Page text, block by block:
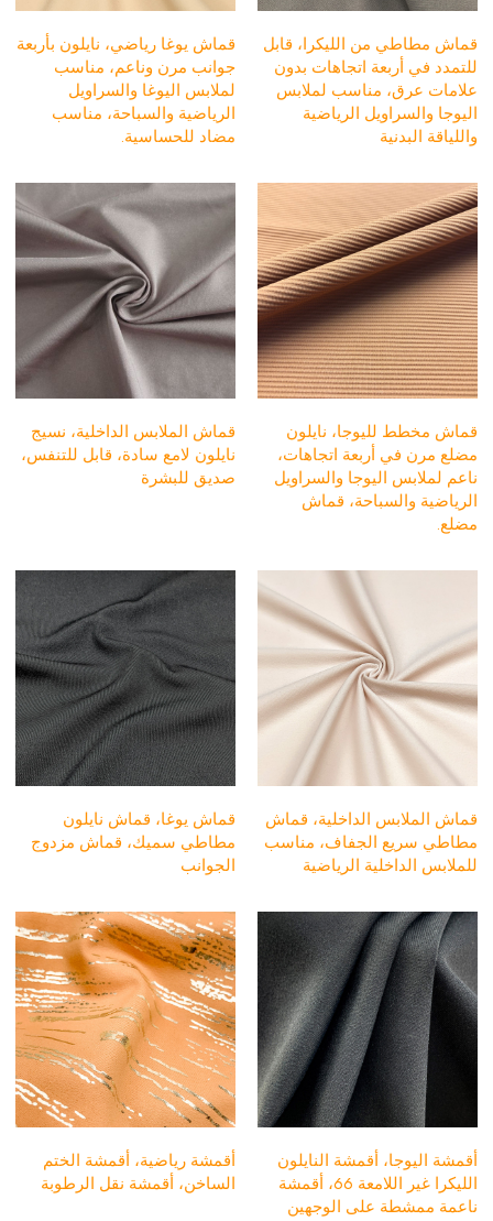
قماش مطاطي من الليكرا، قابل
للتمدد في أربعة اتجاهات بدون
علامات عرق، مناسب لملابس
اليوجا والسراويل الرياضية
واللياقة البدنية
قماش يوغا رياضي، نايلون بأربعة
جوانب مرن وناعم، مناسب
لملابس اليوغا والسراويل
الرياضية والسباحة، مناسب
مضاد للحساسية.
قماش مخطط لليوجا، نايلون
مضلع مرن في أربعة اتجاهات،
ناعم لملابس اليوجا والسراويل
الرياضية والسباحة، قماش
مضلع.
قماش الملابس الداخلية، نسيج
نايلون لامع سادة، قابل للتنفس،
صديق للبشرة
قماش الملابس الداخلية، قماش
مطاطي سريع الجفاف، مناسب
للملابس الداخلية الرياضية
قماش يوغا، قماش نايلون
مطاطي سميك، قماش مزدوج
الجوانب
أقمشة اليوجا، أقمشة النايلون
الليكرا غير اللامعة 66، أقمشة
ناعمة ممشطة على الوجهين
أقمشة رياضية، أقمشة الختم
الساخن، أقمشة نقل الرطوبة